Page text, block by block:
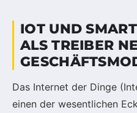
IOT UND
ALS TREIBER
Das Internet der Dinge
einen der wesentlichen